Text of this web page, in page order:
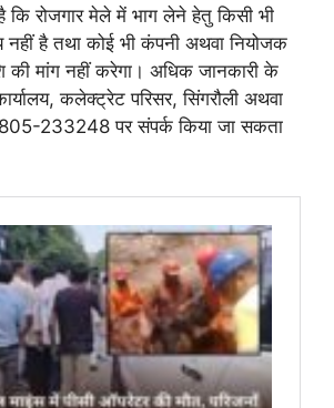
कि रोजगार मेले में भाग लेने हेतु किसी भी
है तथा कोई भी कंपनी अथवा नियोजक
की मांग नहीं करेगा। अधिक जानकारी के
कलेक्ट्रेट परिसर, सिंगरौली अथवा
233248 पर संपर्क किया जा सकता